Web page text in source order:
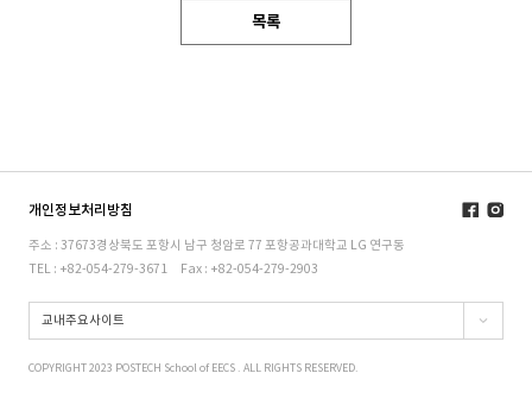
목록
개인정보처리방침
주소 : 37673경상북도 포항시 남구 청암로 77 포항공과대학교 LG 연구동
TEL : +82-054-279-3671
Fax : +82-054-279-2903
교내주요사이트
COPYRIGHT 2023 POSTECH School of EECS . ALL RIGHTS RESERVED.